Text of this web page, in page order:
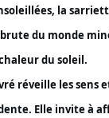
la
du monde
du soleil.
réveille les sens
Elle invite à